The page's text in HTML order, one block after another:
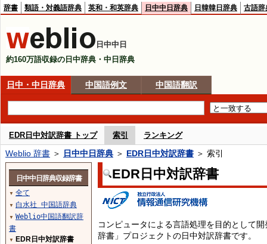
辞書 類語・対義語辞典 英和・和英辞典 日中中日辞典 日韓韓日辞典 古語辞
日中中日
約160万語収録の日中辞典・中日辞典
日中・中日辞典 中国語例文 中国語翻訳
EDR日中対訳辞書 トップ 索引 ランキング
Weblio 辞書 ＞ 日中中日辞典 ＞ EDR日中対訳辞書 ＞ 索引
EDR日中対訳辞書
コンピュータによる言語処理を目的として
辞書」プロジェクトの日中対訳辞書です。
日中中日辞典収録辞書
▼ 全て
▼ 白水社 中国語辞典
▼ Weblio中国語翻訳辞
書
▼ EDR日中対訳辞書